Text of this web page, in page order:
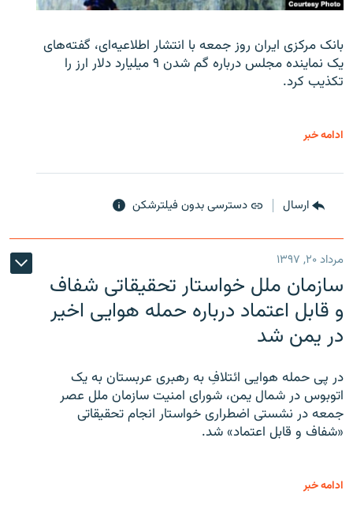
بانک مرکزی ایران روز جمعه با انتشار اطلاعیه‌ای، گفته‌های
یک نماینده مجلس درباره گم شدن ۹ میلیارد دلار ارز را
تکذیب کرد.
ادامه خبر
ارسال دسترسی بدون فیلترشکن
مرداد ۲۰, ۱۳۹۷
سازمان ملل خواستار تحقیقاتی شفاف
و قابل اعتماد درباره حمله هوایی اخیر
در یمن شد
در پی حمله هوایی ائتلافِ به رهبری عربستان به یک
اتوبوس در شمال یمن، شورای امنیت سازمان ملل عصر
جمعه در نشستی اضطراری خواستار انجام تحقیقاتی
«شفاف و قابل اعتماد» شد.
ادامه خبر